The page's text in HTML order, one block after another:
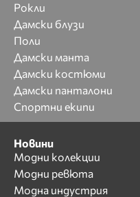
Рокли
Дамски блузи
Поли
Дамски манта
Дамски костюми
Дамски панталони
Спортни екипи
Новини
Модни колекции
Модни ревюта
Модна индустрия